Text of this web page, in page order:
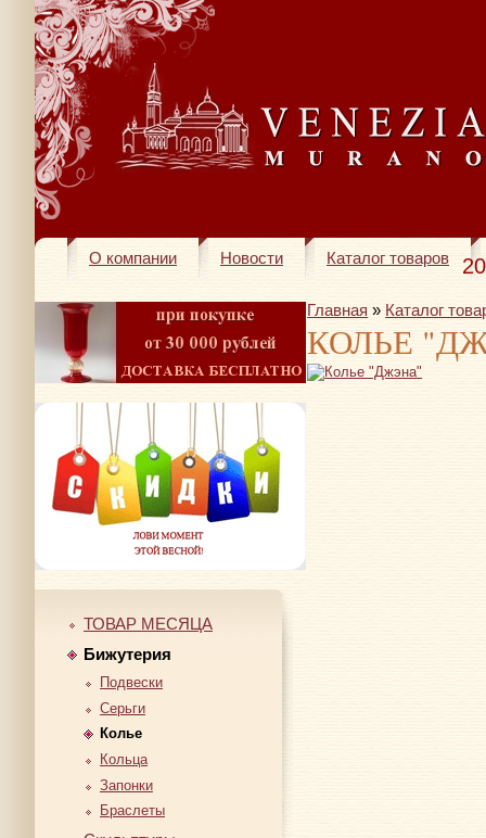
О компании Новости Каталог товаров
ТОВАР МЕСЯЦА
Бижутерия
Подвески
Серьги
Колье
Кольца
Запонки
Браслеты
Главная » Каталог
КОЛЬЕ